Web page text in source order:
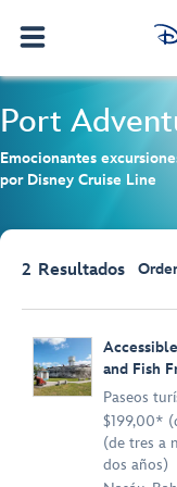
Port
Emocionantes
por Disney Cruise Line
2 Resultados
and Fish
Paseos
$199,00*
(de tres a
dos años)